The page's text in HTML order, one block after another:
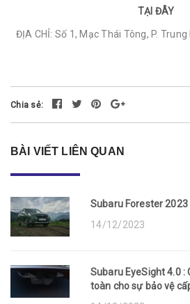
TẠI ĐÂY
ĐỊA CHỈ: Số 1, Mạc Thái Tông, P. Trung
Chia sẻ:
BÀI VIẾT LIÊN QUAN
Subaru Forester
14/12/2023
Subaru EyeSight 4.0 :
toàn cho sự bảo vệ